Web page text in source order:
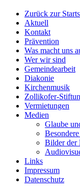
Zurück zur
Aktuell
Kontakt
Prävention
Was macht uns
Wer wir sind
Gemeindearbeit
Diakonie
Kirchenmusik
Zollikofer-
Vermietungen
Medien
Glaube
Bilder der
Links
Impressum
Datenschutz